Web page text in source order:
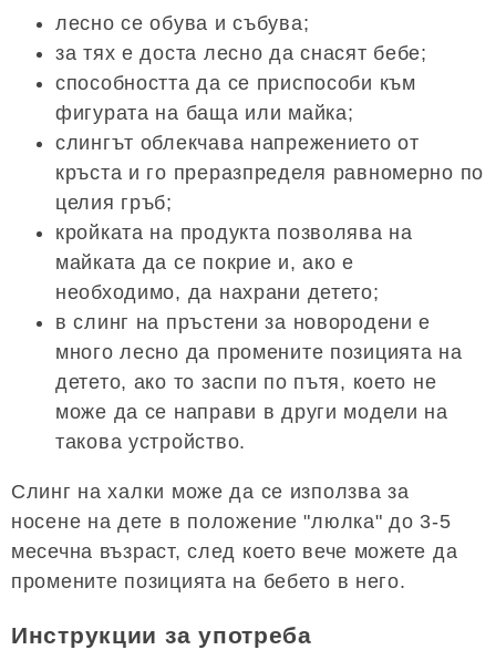
лесно се обува и събува;
за тях е доста лесно да снасят бебе;
способността да се приспособи към
фигурата на баща или майка;
слингът облекчава напрежението от
кръста и го преразпределя равномерно по
целия гръб;
кройката на продукта позволява на
майката да се покрие и, ако е
необходимо, да нахрани детето;
в слинг на пръстени за новородени е
много лесно да промените позицията на
детето, ако то заспи по пътя, което не
може да се направи в други модели на
такова устройство.
Слинг на халки може да се използва за
носене на дете в положение "люлка" до 3-5
месечна възраст, след което вече можете да
промените позицията на бебето в него.
Инструкции за употреба